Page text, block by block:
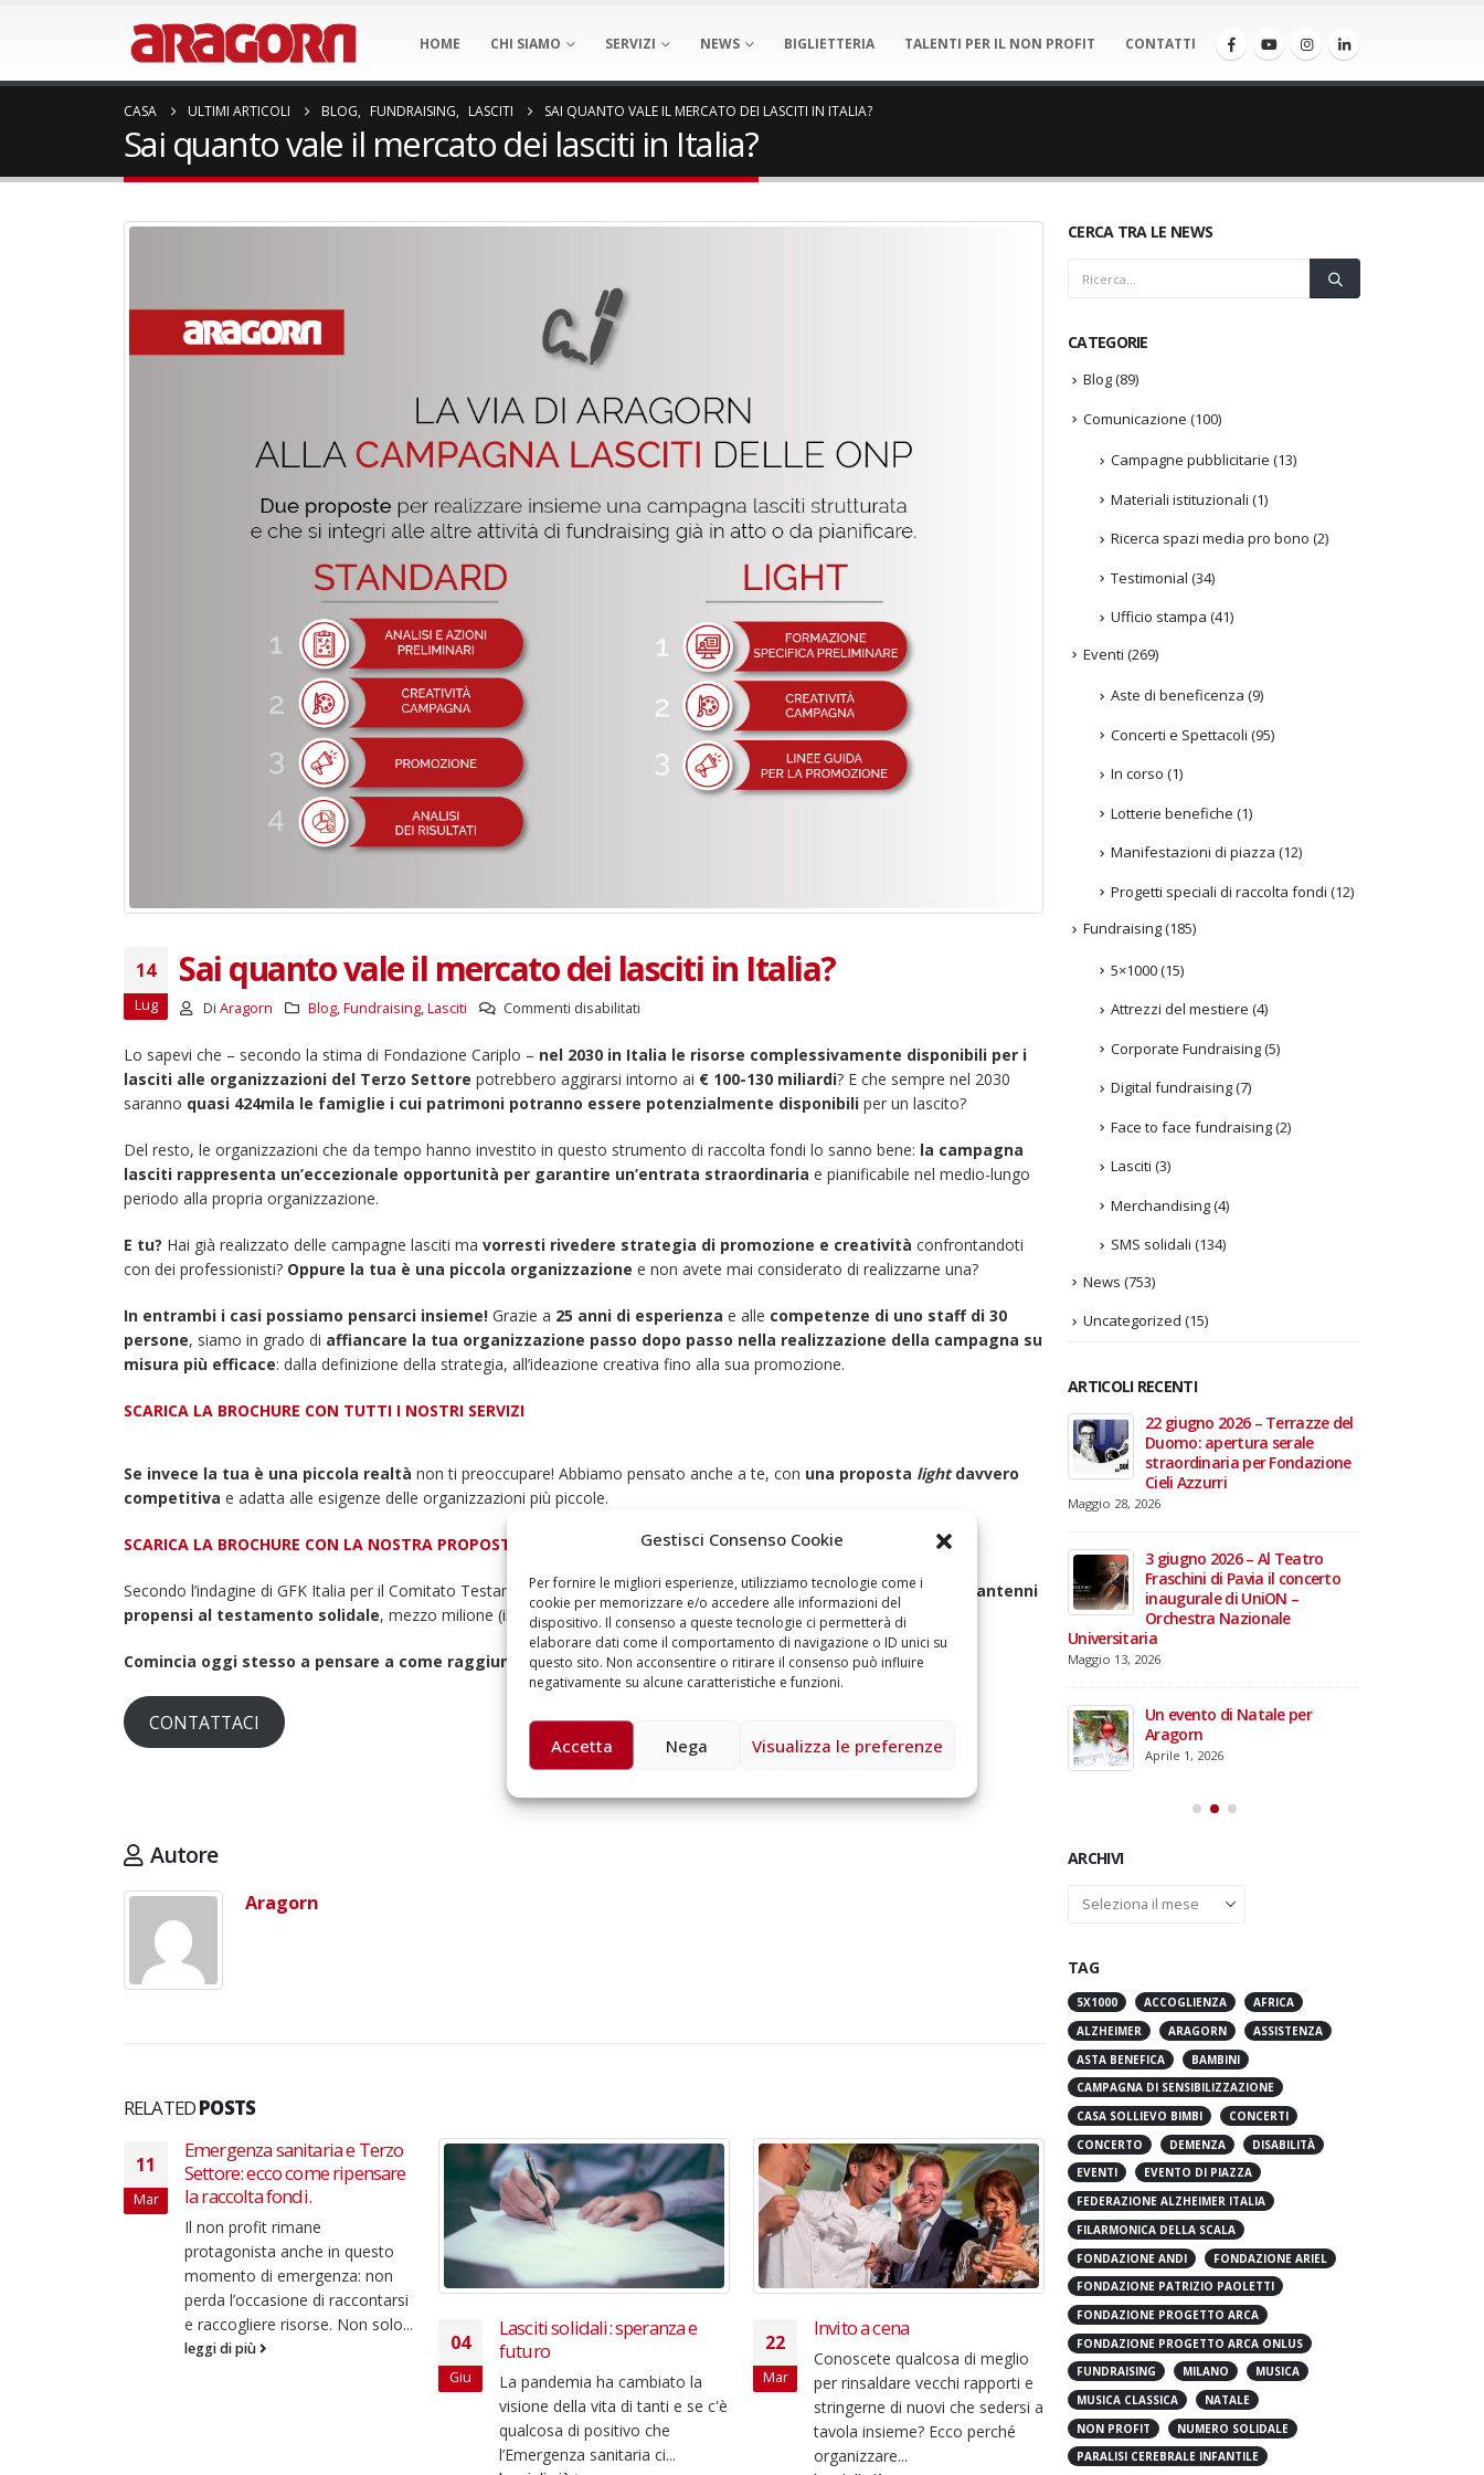
Gestisci Consenso Cookie
Per fornire le migliori esperienze, utilizziamo tecnologie come i
cookie per memorizzare e/o accedere alle informazioni del
dispositivo. Il consenso a queste tecnologie ci permetterà di
elaborare dati come il comportamento di navigazione o ID unici su
questo sito. Non acconsentire o ritirare il consenso può influire
negativamente su alcune caratteristiche e funzioni.
Accetta Nega Visualizza le preferenze
HOME CHI SIAMO SERVIZI NEWS BIGLIETTERIA TALENTI PER IL NON PROFIT CONTATTI
CASA ULTIMI ARTICOLI BLOG, FUNDRAISING, LASCITI SAI QUANTO VALE IL MERCATO DEI LASCITI IN ITALIA?
Sai quanto vale il mercato dei lasciti in Italia?
14
Lug
Sai quanto vale il mercato dei lasciti in Italia?
Di Aragorn Blog,Fundraising,Lasciti Commenti disabilitatisu
quanto
vale
il
dei
lasciti
Lo sapevi che – secondo la stima di Fondazione Cariplo – nel 2030 in Italia le risorse complessivamente disponibili per i
lasciti alle organizzazioni del Terzo Settore potrebbero aggirarsi intorno ai € 100-130 miliardi? E che sempre nel 2030
saranno quasi 424mila le famiglie i cui patrimoni potranno essere potenzialmente disponibili per un lascito?
Del resto, le organizzazioni che da tempo hanno investito in questo strumento di raccolta fondi lo sanno bene: la campagna
lasciti rappresenta un’eccezionale opportunità per garantire un’entrata straordinaria e pianificabile nel medio-lungo
periodo alla propria organizzazione.
E tu? Hai già realizzato delle campagne lasciti ma vorresti rivedere strategia di promozione e creatività confrontandoti
con dei professionisti? Oppure la tua è una piccola organizzazione e non avete mai considerato di realizzarne una?
In entrambi i casi possiamo pensarci insieme! Grazie a 25 anni di esperienza e alle competenze di uno staff di 30
persone, siamo in grado di affiancare la tua organizzazione passo dopo passo nella realizzazione della campagna su
misura più efficace: dalla definizione della strategia, all’ideazione creativa fino alla sua promozione.
SCARICA LA BROCHURE CON TUTTI I NOSTRI SERVIZI
Se invece la tua è una piccola realtà non ti preoccupare! Abbiamo pensato anche a te, con una proposta lightdavvero
competitiva e adatta alle esigenze delle organizzazioni più piccole.
SCARICA LA BROCHURE CON LA NOSTRA PROPOSTA LIGHT
Secondo l’indagine di GFK Italia per il Comitato Testamento Solidale, là fuori ci sono3,3 milioni di Italiani ultra cinquantenni
propensi al testamento solidale, mezzo milione (il 15%) in più rispetto al 2016.
Comincia oggi stesso a pensare a come raggiungerli. Insieme a noi.
CONTATTACI
Autore
Aragorn
RELATEDPOSTS
11
Mar
Emergenza sanitaria e Terzo
Settore: ecco come ripensare
la raccolta fondi.
Il non profit rimane
protagonista anche in questo
momento di emergenza: non
perda l’occasione di raccontarsi
e raccogliere risorse. Non solo...
leggi di più 04
Giu
Lasciti solidali: speranza e
futuro
La pandemia ha cambiato la
visione della vita di tanti e se c'è
qualcosa di positivo che
l’Emergenza sanitaria ci...
22
Mar
Invito a cena
Conoscete qualcosa di meglio
per rinsaldare vecchi rapporti e
stringerne di nuovi che sedersi a
tavola insieme? Ecco perché
organizzare...
14
Mag
La Crazy Week 2025, accanto
a iSemprevivi per parlare di
salute mentale
La nuova edizione della Crazy
Week, l’evento de iSemprevivi
dedicato alla salute mentale, è
CERCA TRA LE NEWS
CATEGORIE
Blog(89)
Comunicazione (100)
Campagne pubblicitarie (13)
Materiali istituzionali (1)
Ricerca spazi media pro bono (2)
Testimonial (34)
Ufficio stampa (41)
Eventi (269)
Aste di beneficenza (9)
Concerti e Spettacoli (95)
In corso (1)
Lotterie benefiche (1)
Manifestazioni di piazza (12)
Progetti speciali di raccolta fondi (12)
Fundraising(185)
5×1000(15)
Attrezzi del mestiere (4)
Corporate Fundraising(5)
Digital fundraising(7)
Face to face fundraising(2)
Lasciti (3)
Merchandising(4)
SMS solidali (134)
News (753)
Uncategorized (15)
ARTICOLI RECENTI
22 giugno 2026 – Terrazze del
straordinaria per Fondazione
Cieli Azzurri
Maggio 28, 2026
inaugurale di UniON –
Orchestra Nazionale
Maggio 13, 2026
Un evento di Natale per
Aragorn
lancia una campagna per
rafforzare l’assistenza
domiciliare
Marzo 17, 2026
della Filarmonica della Scala
Dicembre 14, 2024
5 ottobre 2026 – “Jannacci… e
anni di Fondazione TOG
Giugno 15, 2026
18 e 19 dicembre 2026 –
Doppio gospel benefico per
22 giugno 2026 – Terrazze del
Duomo: apertura serale
straordinaria per Fondazione
Cieli Azzurri
Maggio 28, 2026
3 giugno 2026 – Al Teatro
Fraschini di Pavia il concerto
inaugurale di UniON –
Orchestra Nazionale
Universitaria
Maggio 13, 2026
Un evento di Natale per
Aragorn
Aprile 1, 2026
ARCHIVI
Archivi
TAG
5X1000 ACCOGLIENZA
AFRICA
ALZHEIMER
ARAGORN
ASSISTENZA
ASTA BENEFICA
BAMBINI
CAMPAGNA DI SENSIBILIZZAZIONE
CASA SOLLIEVO BIMBI
CONCERTI
CONCERTO
DEMENZA
DISABILITÀ
EVENTI
EVENTO DI PIAZZA
FEDERAZIONE ALZHEIMER ITALIA
FILARMONICA DELLA SCALA
FONDAZIONE ANDI
FONDAZIONE ARIEL
FONDAZIONE PATRIZIO PAOLETTI
FONDAZIONE PROGETTO ARCA
FONDAZIONE PROGETTO ARCA ONLUS
FUNDRAISING
MILANO
MUSICA
MUSICA CLASSICA
NATALE
NON PROFIT
NUMERO SOLIDALE
PARALISI CEREBRALE INFANTILE